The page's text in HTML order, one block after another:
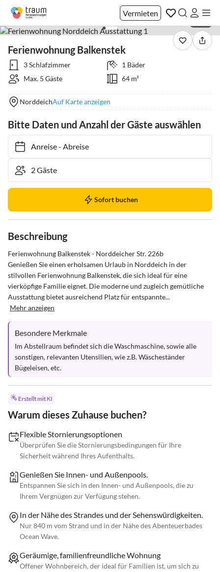
Vermieten
Ferienwohnung Balkenstek
3 Schlafzimmer
1 Bäder
Max. 5 Gäste
64 m²
NorddeichAuf Karte anzeigen
Bitte Daten und Anzahl der Gäste auswählen
Anreise- Abreise
Sofort buchen
Beschreibung
Ferienwohnung Balkenstek - Norddeicher Str. 226b
Genießen Sie einen erholsamen Urlaub in Norddeich in der
stilvollen Ferienwohnung Balkenstek, die sich ideal für eine
vierköpfige Familie eignet. Die moderne und zugleich gemütliche
Ausstattung bietet ausreichend Platz für entspannte...
Mehr anzeigen
Besondere Merkmale
Im Abstellraum befindet sich die Waschmaschine, sowie alle
sonstigen, relevanten Utensilien, wie z.B. Wäscheständer
Bügeleisen, etc.
Erstellt mit KI
Warum dieses Zuhause buchen?
Flexible Stornierungsoptionen
Überprüfen Sie die Stornierungsbedingungen für Ihre
Sicherheit während Ihres Aufenthalts.
Genießen Sie Innen- und Außenpools.
Entspannen Sie sich in den Innen- und Außenpools, die zu
Ihrem Vergnügen zur Verfügung stehen.
In der Nähe des Strandes und der Sehenswürdigkeiten.
Nur 840 m vom Strand und in der Nähe des Abenteuerbades
Ocean Wave.
Geräumige, familienfreundliche Wohnung
Offener Wohnbereich, der ideal für Familien ist, um sich zu